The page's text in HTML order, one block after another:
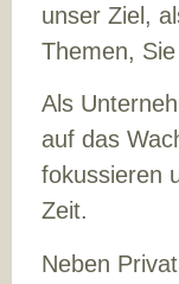
unser Ziel,
Themen,
Als
auf das
fokussieren
Zeit.
Neben